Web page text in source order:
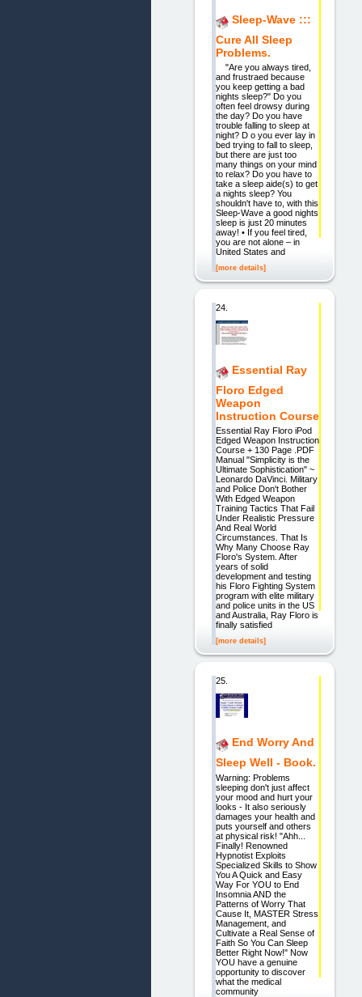
Sleep-Wave :::
Cure All Sleep
Problems.
"Are you always tired,
and frustraed because
you keep getting a bad
nights sleep?" Do you
often feel drowsy during
the day? Do you have
trouble falling to sleep at
night? D o you ever lay in
bed trying to fall to sleep,
but there are just too
many things on your mind
to relax? Do you have to
take a sleep aide(s) to get
a nights sleep? You
shouldn't have to, with this
Sleep-Wave a good nights
sleep is just 20 minutes
away! • If you feel tired,
you are not alone – in
United States and
[more details]
24.
Essential Ray
Floro Edged
Weapon
Instruction Course
Essential Ray Floro iPod
Edged Weapon Instruction
Course + 130 Page .PDF
Manual "Simplicity is the
Ultimate Sophistication" ~
Leonardo DaVinci. Military
and Police Don't Bother
With Edged Weapon
Training Tactics That Fail
Under Realistic Pressure
And Real World
Circumstances. That Is
Why Many Choose Ray
Floro's System. After
years of solid
development and testing
his Floro Fighting System
program with elite military
and police units in the US
and Australia, Ray Floro is
finally satisfied
[more details]
25.
End Worry And
Sleep Well - Book.
Warning: Problems
sleeping don't just affect
your mood and hurt your
looks - It also seriously
damages your health and
puts yourself and others
at physical risk! "Ahh...
Finally! Renowned
Hypnotist Exploits
Specialized Skills to Show
You A Quick and Easy
Way For YOU to End
Insomnia AND the
Patterns of Worry That
Cause It, MASTER Stress
Management, and
Cultivate a Real Sense of
Faith So You Can Sleep
Better Right Now!" Now
YOU have a genuine
opportunity to discover
what the medical
community